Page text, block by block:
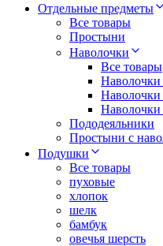
Отдельные предметы
Все товары
Простыни
Наволочки
Все товары
Наволочки
Пододеяльники
Простыни с
Подушки
Все товары
пуховые
хлопок
шелк
бамбук
овечья шерсть